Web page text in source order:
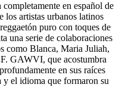
en español de
artistas urbanos latinos
puro con toques de
una serie de colaboraciones
como Blanca, Maria Juliah,
GAWVI, que acostumbra
en sus raíces
y el idioma que formaron su